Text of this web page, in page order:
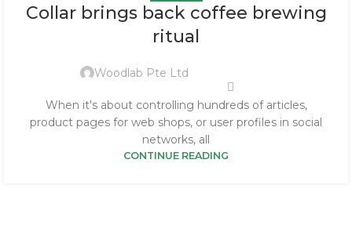
Collar brings back coffee brewing
ritual
Woodlab Pte Ltd
When it's about controlling hundreds of articles,
product pages for web shops, or user profiles in social
networks, all
CONTINUE READING